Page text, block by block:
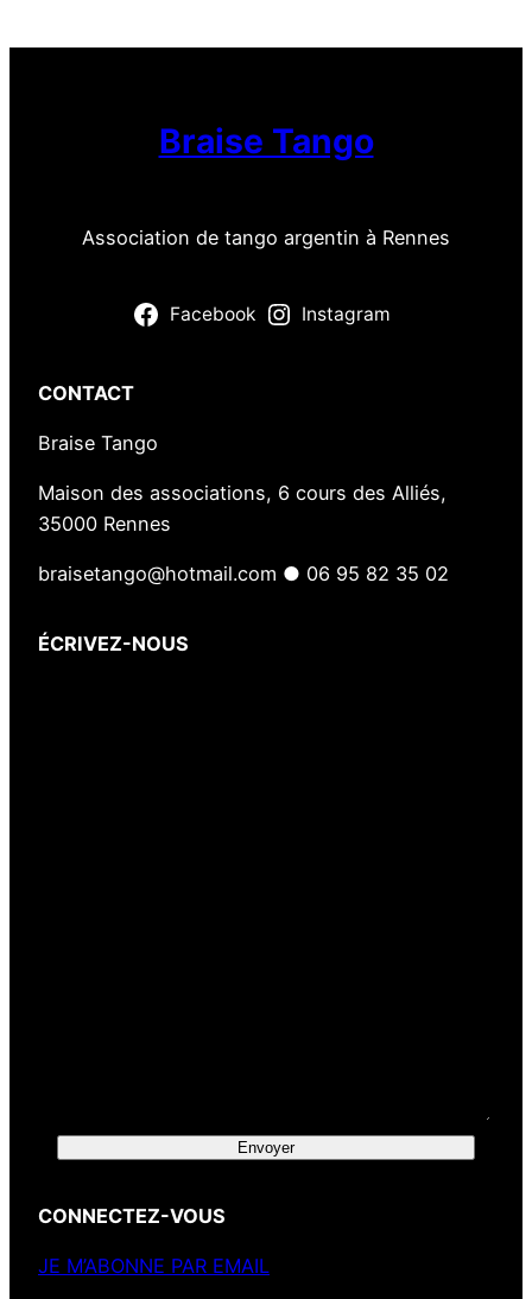
Braise Tango
Association de tango argentin à Rennes
Facebook Instagram
CONTACT
Braise Tango
Maison des associations, 6 cours des Alliés,
35000 Rennes
braisetango@hotmail.com ● 06 95 82 35 02
ÉCRIVEZ-NOUS
Envoyer
CONNECTEZ-VOUS
JE M’ABONNE PAR EMAIL